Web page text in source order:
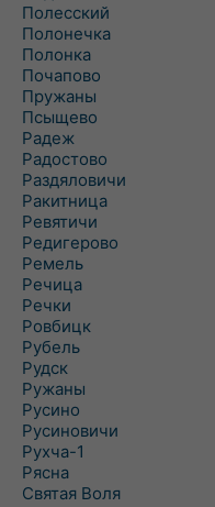
Полесский
Полонечка
Полонка
Почапово
Пружаны
Псыщево
Радеж
Радостово
Раздяловичи
Ракитница
Ревятичи
Редигерово
Ремель
Речица
Речки
Ровбицк
Рубель
Рудск
Ружаны
Русино
Русиновичи
Рухча-1
Рясна
Святая Воля